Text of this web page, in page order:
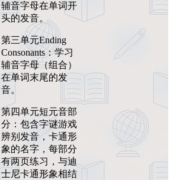
辅音字母在单词开
头的发音。
第三单元Ending
Consonants：学习
辅音字母（组合）
在单词末尾的发
音。
第四单元短元音部
分：包含字谜游戏
辨别发音，卡通形
象的名字，每部分
有两页练习，与迪
士尼卡通形象相结